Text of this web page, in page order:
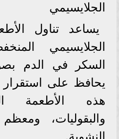
الجلايسيمي
يساعد تناول
الجلايسيمي
السكر في الدم
يحافظ على
هذه الأطعمة
والبقوليات،